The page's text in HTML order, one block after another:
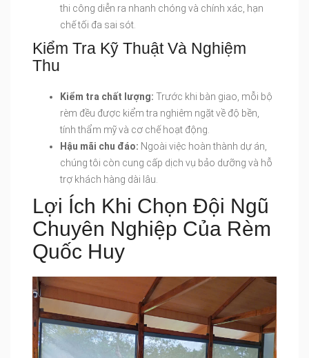
thi công diễn ra nhanh chóng và chính xác, hạn
chế tối đa sai sót.
Kiểm Tra Kỹ Thuật Và Nghiệm
Thu
Kiểm tra chất lượng: Trước khi bàn giao, mỗi bộ
rèm đều được kiểm tra nghiêm ngặt về độ bền,
tính thẩm mỹ và cơ chế hoạt động.
Hậu mãi chu đáo: Ngoài việc hoàn thành dự án,
chúng tôi còn cung cấp dịch vụ bảo dưỡng và hỗ
trợ khách hàng dài lâu.
Lợi Ích Khi Chọn Đội Ngũ
Chuyên Nghiệp Của Rèm
Quốc Huy